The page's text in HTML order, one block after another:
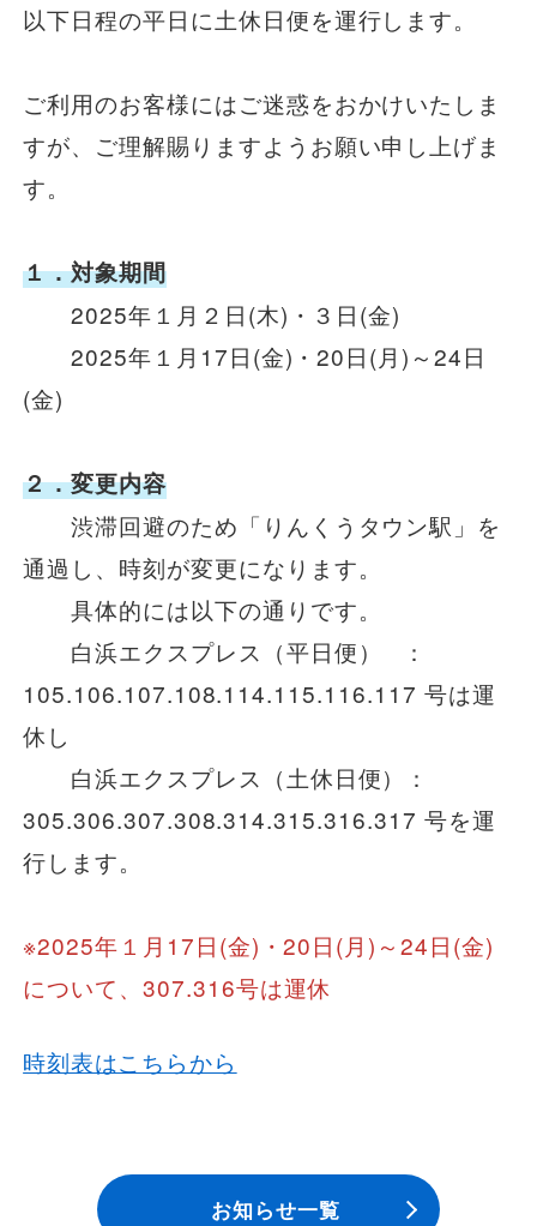
関連事業
お知らせ
運行情報
会社案内
安全安心への
採用情報
以下日程の平日に土休日便を運行します。
ご利用のお客様にはご迷惑をおかけいたしま
すが、ご理解賜りますようお願い申し上げま
す。
１．対象期間
2025年１月２日(木)・３日(金)
2025年１月17日(金)・20日(月)～24日
(金)
２．変更内容
渋滞回避のため「りんくうタウン駅」を
通過し、時刻が変更になります。
具体的には以下の通りです。
白浜エクスプレス（平日便） ：
105.106.107.108.114.115.116.117 号は運
休し
白浜エクスプレス（土休日便）：
305.306.307.308.314.315.316.317 号を運
行します。
※2025年１月17日(金)・20日(月)～24日(金)
について、307.316号は運休
時刻表はこちらから
お知らせ一覧